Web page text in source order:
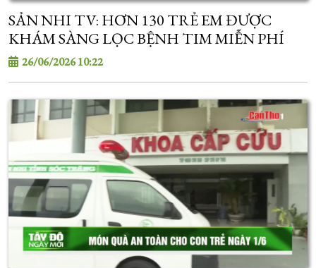
SẢN NHI TV: HƠN 130 TRẺ EM ĐƯỢC
KHÁM SÀNG LỌC BỆNH TIM MIỄN PHÍ
26/06/2026 10:22